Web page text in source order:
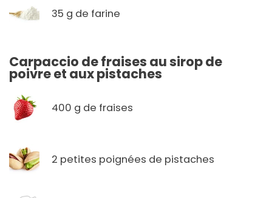
35 g de farine
Carpaccio de fraises au sirop de
poivre et aux pistaches
400 g de fraises
2 petites poignées de pistaches